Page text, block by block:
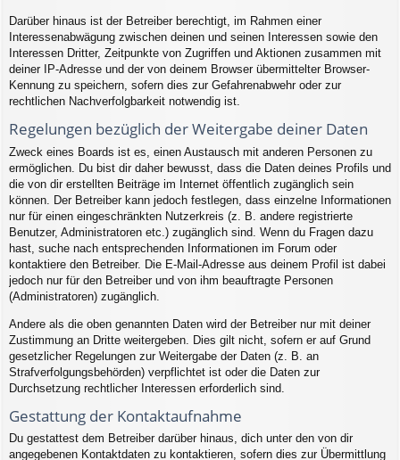
Darüber hinaus ist der Betreiber berechtigt, im Rahmen einer
Interessenabwägung zwischen deinen und seinen Interessen sowie den
Interessen Dritter, Zeitpunkte von Zugriffen und Aktionen zusammen mit
deiner IP-Adresse und der von deinem Browser übermittelter Browser-
Kennung zu speichern, sofern dies zur Gefahrenabwehr oder zur
rechtlichen Nachverfolgbarkeit notwendig ist.
Regelungen bezüglich der Weitergabe deiner Daten
Zweck eines Boards ist es, einen Austausch mit anderen Personen zu
ermöglichen. Du bist dir daher bewusst, dass die Daten deines Profils und
die von dir erstellten Beiträge im Internet öffentlich zugänglich sein
können. Der Betreiber kann jedoch festlegen, dass einzelne Informationen
nur für einen eingeschränkten Nutzerkreis (z. B. andere registrierte
Benutzer, Administratoren etc.) zugänglich sind. Wenn du Fragen dazu
hast, suche nach entsprechenden Informationen im Forum oder
kontaktiere den Betreiber. Die E-Mail-Adresse aus deinem Profil ist dabei
jedoch nur für den Betreiber und von ihm beauftragte Personen
(Administratoren) zugänglich.
Andere als die oben genannten Daten wird der Betreiber nur mit deiner
Zustimmung an Dritte weitergeben. Dies gilt nicht, sofern er auf Grund
gesetzlicher Regelungen zur Weitergabe der Daten (z. B. an
Strafverfolgungsbehörden) verpflichtet ist oder die Daten zur
Durchsetzung rechtlicher Interessen erforderlich sind.
Gestattung der Kontaktaufnahme
Du gestattest dem Betreiber darüber hinaus, dich unter den von dir
angegebenen Kontaktdaten zu kontaktieren, sofern dies zur Übermittlung